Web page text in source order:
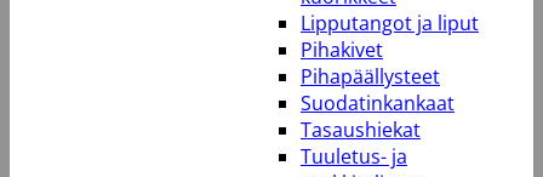
Lipputangot ja liput
Pihakivet
Pihapäällysteet
Suodatinkankaat
Tasaushiekat
Tuuletus- ja